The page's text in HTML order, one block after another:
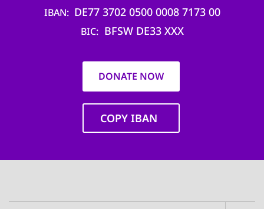
IBAN DE77 3702 0500 0008 7173 00
BIC BFSW DE33 XXX
DONATE NOW
COPY IBAN